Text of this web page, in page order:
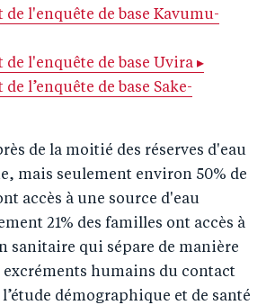
e
ail
l'enquête de base Kavumu-
l'enquête de base Uvira ▸
l’enquête de base Sake-
de la moitié des réserves d'eau
mais seulement environ 50% de
accès à une source d'eau
21% des familles ont accès à
sanitaire qui sépare de manière
humains du contact
démographique et de santé